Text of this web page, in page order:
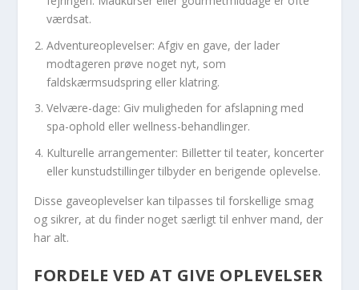
værdsat.
Adventureoplevelser: Afgiv en gave, der lader
modtageren prøve noget nyt, som
faldskærmsudspring eller klatring.
Velvære-dage: Giv muligheden for afslapning med
spa-ophold eller wellness-behandlinger.
Kulturelle arrangementer: Billetter til teater, koncerter
eller kunstudstillinger tilbyder en berigende oplevelse.
Disse gaveoplevelser kan tilpasses til forskellige smag
og sikrer, at du finder noget særligt til enhver mand, der
har alt.
FORDELE VED AT GIVE OPLEVELSER